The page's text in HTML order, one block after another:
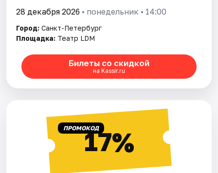
28 декабря 2026 • понедельник • 14:00
Город: Санкт-Петербург
Площадка: Театр LDM
Билеты со скидкой
на Kassir.ru
ПРОМОКОД17%